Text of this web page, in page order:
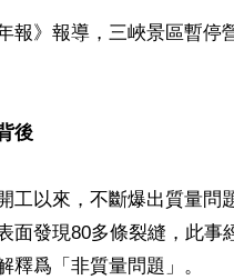
報》報導，三峽景區暫停
後
工以來，不斷爆出質量問
面發現80多條裂縫，此
釋爲「非質量問題」。